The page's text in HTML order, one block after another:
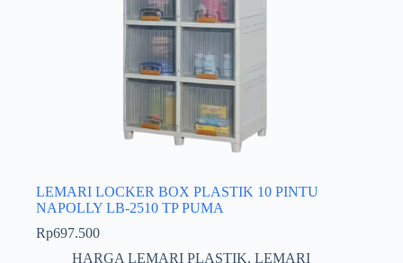
LEMARI LOCKER BOX PLASTIK 10 PINTU
NAPOLLY LB-2510 TP PUMA
Rp697.500
HARGA LEMARI PLASTIK, LEMARI